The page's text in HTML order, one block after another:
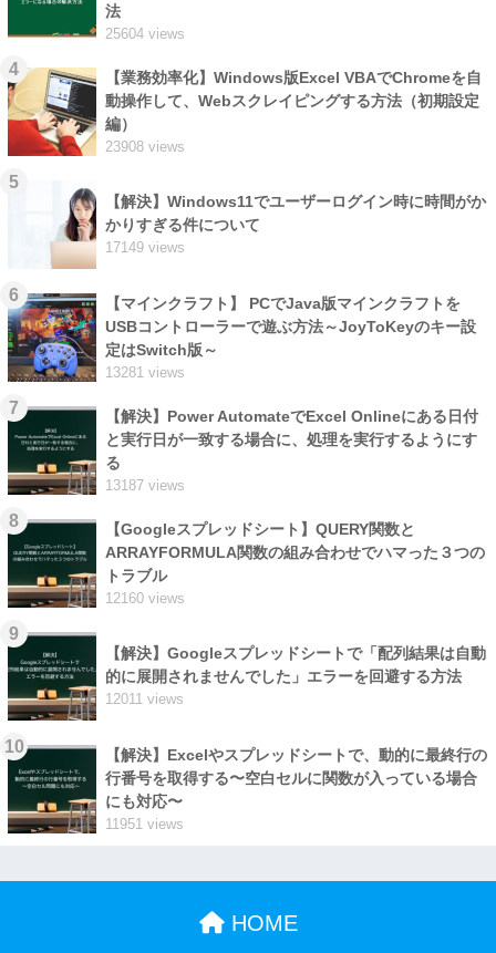
法
25604 views
4
【業務効率化】Windows版Excel VBAでChromeを自
動操作して、Webスクレイピングする方法（初期設定
編）
23908 views
5
【解決】Windows11でユーザーログイン時に時間がか
かりすぎる件について
17149 views
6
【マインクラフト】 PCでJava版マインクラフトを
USBコントローラーで遊ぶ方法～JoyToKeyのキー設
定はSwitch版～
13281 views
7
【解決】Power AutomateでExcel Onlineにある日付
と実行日が一致する場合に、処理を実行するようにす
る
13187 views
8
【Googleスプレッドシート】QUERY関数と
ARRAYFORMULA関数の組み合わせでハマった３つの
トラブル
12160 views
9
【解決】Googleスプレッドシートで「配列結果は自動
的に展開されませんでした」エラーを回避する方法
12011 views
10
【解決】Excelやスプレッドシートで、動的に最終行の
行番号を取得する〜空白セルに関数が入っている場合
にも対応〜
11951 views
HOME